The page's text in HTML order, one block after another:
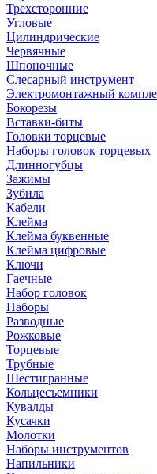
Трехсторонние
Угловые
Цилиндрические
Червячные
Шпоночные
Слесарный инструмент
Электромонтажный
Бокорезы
Вставки-биты
Головки торцевые
Наборы головок торцевых
Длинногубцы
Зажимы
Зубила
Кабели
Клейма
Клейма буквенные
Клейма цифровые
Ключи
Гаечные
Набор головок
Наборы
Разводные
Рожковые
Торцевые
Трубные
Шестигранные
Кольцесъемники
Кувалды
Кусачки
Молотки
Наборы инструментов
Напильники